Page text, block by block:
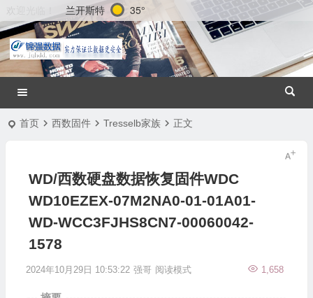
兰开斯特 35°
首页 西数固件 Tresselb家族 正文
WD/西数硬盘数据恢复固件WDC
WD10EZEX-07M2NA0-01-01A01-
WD-WCC3FJHS8CN7-00060042-
1578
2024年10月29日 10:53:22 强哥 1,658
阅读模式